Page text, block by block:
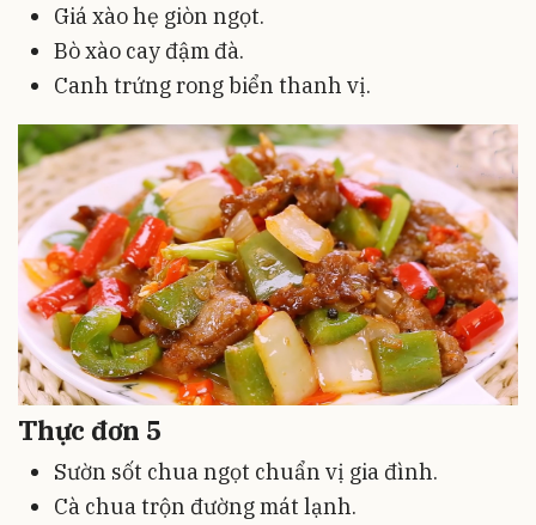
Giá xào hẹ giòn ngọt.
Bò xào cay đậm đà.
Canh trứng rong biển thanh vị.
Thực đơn 5
Sườn sốt chua ngọt chuẩn vị gia đình.
Cà chua trộn đường mát lạnh.